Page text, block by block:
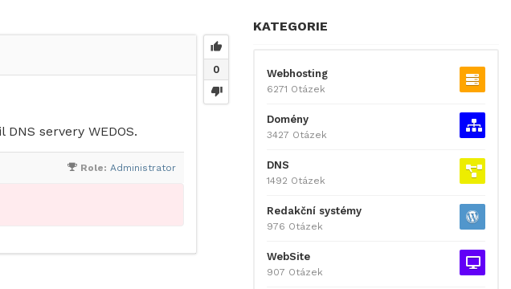
0
servery WEDOS.
Role: Administrator
KATEGORIE
Webhosting
6271 Otázek
Domény
3427 Otázek
DNS
1492 Otázek
Redakční systémy
976 Otázek
WebSite
907 Otázek